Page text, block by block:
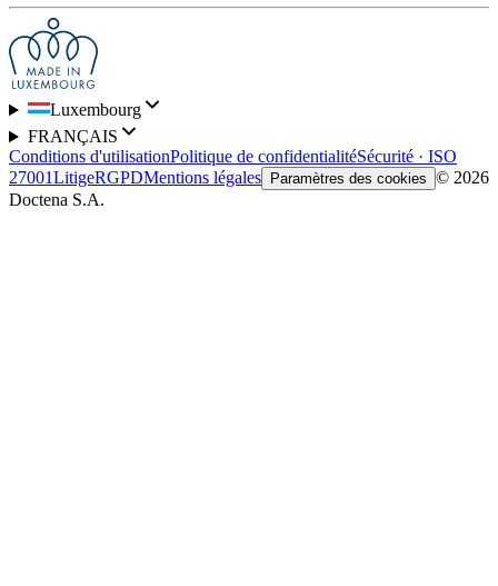
Luxembourg
FRANÇAIS
Conditions d'utilisationPolitique de confidentialitéSécurité · ISO
27001LitigeRGPDMentions légales Paramètres des cookies © 2026
Doctena S.A.